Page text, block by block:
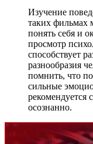
Изучение
таких фильмах
понять себя и
просмотр
способствует
разнообразия
помнить, что
сильные
рекомендуется
осознанно.